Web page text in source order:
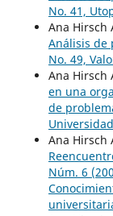
No. 41,
Ana Hirsch
Análisis de
No. 49,
Ana Hirsch
en una
de
Ana Hirsch
Núm. 6